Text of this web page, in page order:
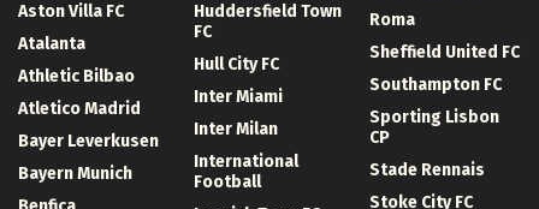
Aston Villa FC
Atalanta
Athletic Bilbao
Atletico Madrid
Bayer Leverkusen
Bayern Munich
Huddersfield Town
FC
Hull City FC
Inter Miami
Inter Milan
International
Football
Roma
Sheffield United FC
Southampton FC
Sporting Lisbon
CP
Stade Rennais
Stoke City FC